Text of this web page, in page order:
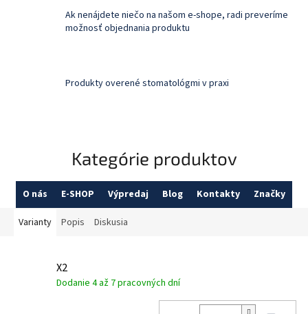
Ak nenájdete niečo na našom e-shope, radi preveríme
možnosť objednania produktu
Produkty overené stomatológmi v praxi
Kategórie produktov
O nás E-SHOP Výpredaj Blog Kontakty Značky
Varianty Popis Diskusia
X2
Dodanie 4 až 7 pracovných dní